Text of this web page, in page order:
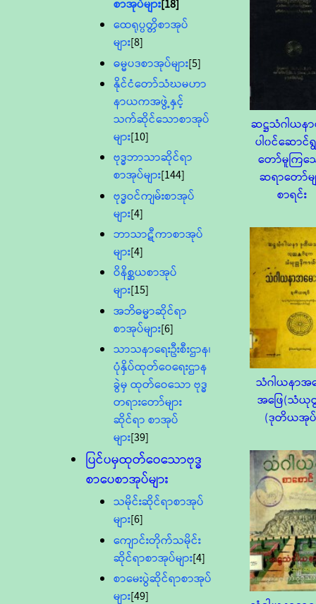
စာအုပ်များ[18]
ထေရုပ္ပတ္တိစာအုပ်
များ[8]
ဓမ္မပဒစာအုပ်များ[5]
နိုင်ငံတော်သံဃမဟာ
နာယကအဖွဲ့နှင့်
သက်ဆိုင်သောစာအုပ်
များ[10]
ဗုဒ္ဓဘာသာဆိုင်ရာ
စာအုပ်များ[144]
ဗုဒ္ဓဝင်ကျမ်းစာအုပ်
များ[4]
ဘာသာဋီကာစာအုပ်
များ[4]
ဝိနိစ္ဆယစာအုပ်
များ[15]
အဘိဓမ္မာဆိုင်ရာ
စာအုပ်များ[6]
သာသနာရေးဦးစီးဌာန၊
ပုံနှိပ်ထုတ်ဝေရေးဌာန
ခွဲမှ ထုတ်ဝေသော ဗုဒ္ဓ
တရားတော်များ
ဆိုင်ရာ စာအုပ်
များ[39]
ပြင်ပမှထုတ်ဝေသောဗုဒ္ဓ
စာပေစာအုပ်များ
သမိုင်းဆိုင်ရာစာအုပ်
များ[6]
ကျောင်းတိုက်သမိုင်း
ဆိုင်ရာစာအုပ်များ[4]
စာမေးပွဲဆိုင်ရာစာအုပ်
များ[49]
ဆဋ္ဌသံဂါယန
ပါ၀င်ဆော
တော်မူကြသ
ဆရာတော်မျ
စာရင်း
သံဂါယနာအ
အဖြေ(သံယု
(ဒုတိယအု